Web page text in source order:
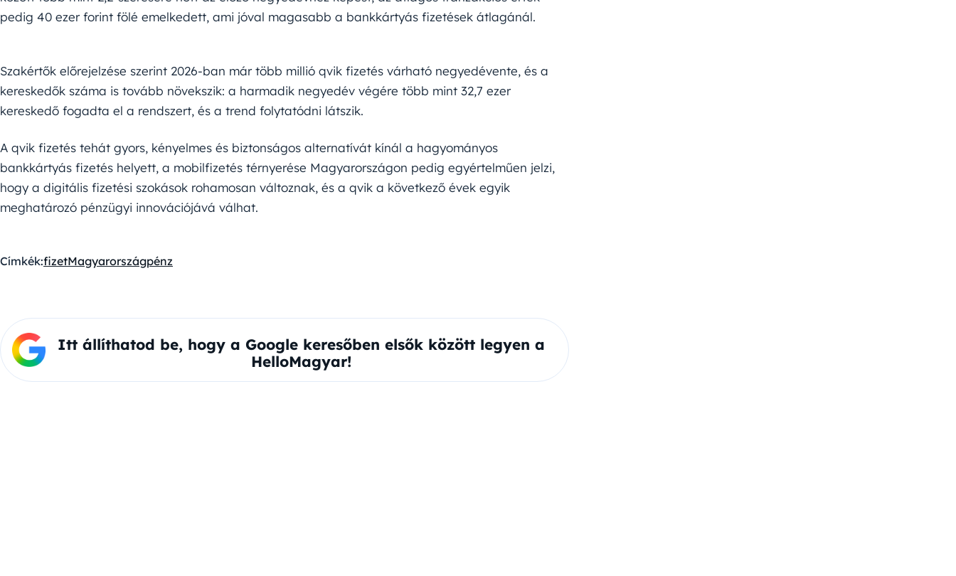
pedig 40 ezer forint fölé emelkedett, ami jóval magasabb a bankkártyás fizetések átlagánál.
Szakértők előrejelzése szerint 2026-ban már több millió qvik fizetés várható negyedévente, és a
kereskedők száma is tovább növekszik: a harmadik negyedév végére több mint 32,7 ezer
kereskedő fogadta el a rendszert, és a trend folytatódni látszik.
A qvik fizetés tehát gyors, kényelmes és biztonságos alternatívát kínál a hagyományos
bankkártyás fizetés helyett, a mobilfizetés térnyerése Magyarországon pedig egyértelműen jelzi,
hogy a digitális fizetési szokások rohamosan változnak, és a qvik a következő évek egyik
meghatározó pénzügyi innovációjává válhat.
Címkék:fizetMagyarországpénz
Itt állíthatod be, hogy a Google keresőben elsők között legyen a
HelloMagyar!